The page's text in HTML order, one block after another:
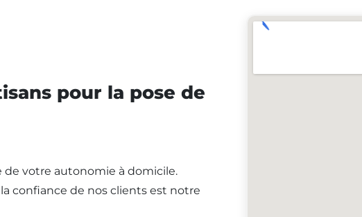
pour la pose de
de votre autonomie à domicile.
confiance de nos clients est notre